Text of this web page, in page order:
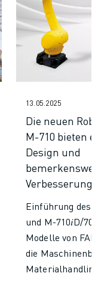
13.05.2025
Die neuen
M-710 bieten
Design und
Einführung des
und M-710𝑖D/70:
Modelle von
die